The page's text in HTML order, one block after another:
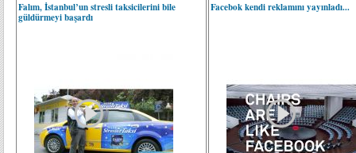
Falım, İstanbul’un stresli taksicilerini bile
güldürmeyi başardı
Facebok kendi reklamını yayınladı...